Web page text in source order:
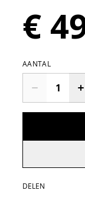
€
AANTAL
DELEN